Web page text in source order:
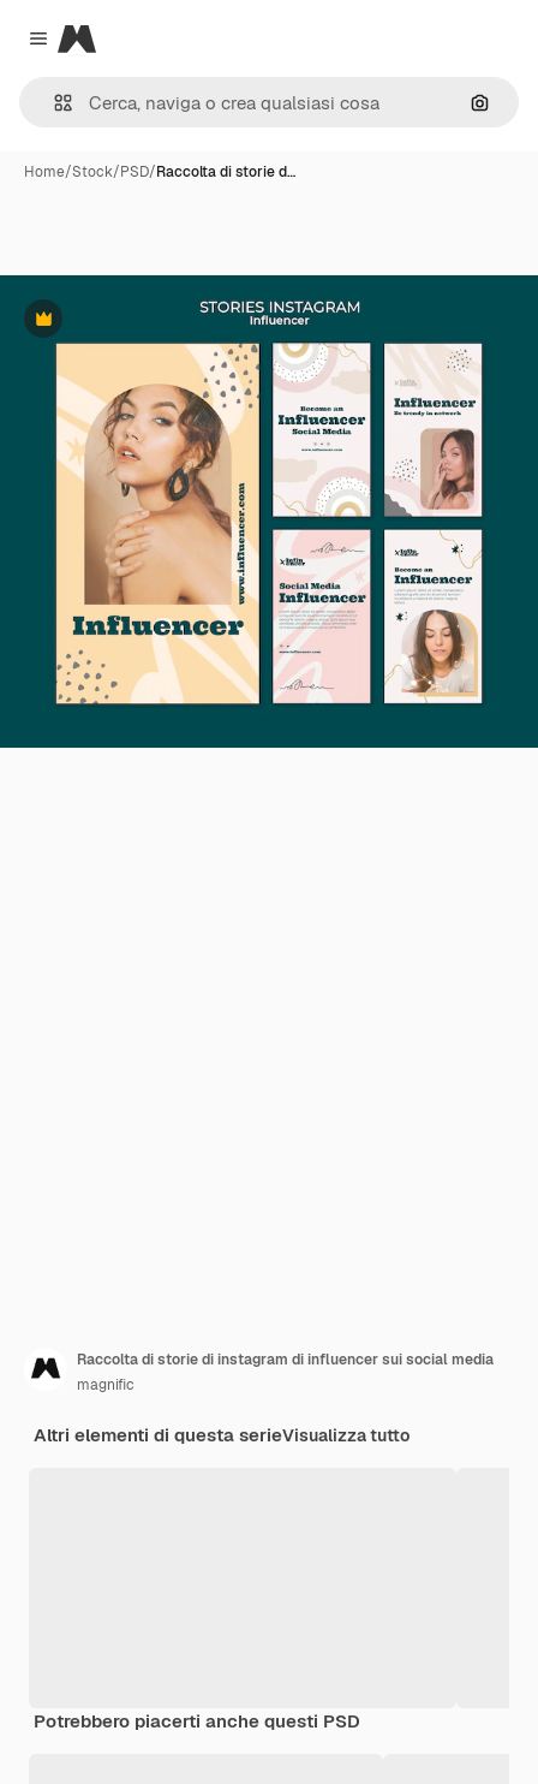
Close menu
Magnific
Cerca
Home/Stock/PSD/Raccolta di storie d…
Premium
Raccolta di storie di instagram di influencer sui social media
magnific
Altri elementi di questa serieVisualizza tutto
Potrebbero piacerti anche questi PSD